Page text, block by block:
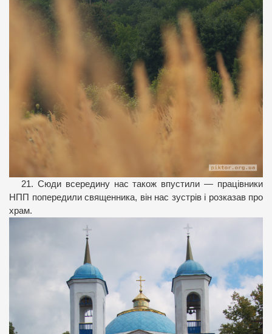
21. Сюди всередину нас також впустили — працівники
НПП попередили священника, він нас зустрів і розказав про
храм.